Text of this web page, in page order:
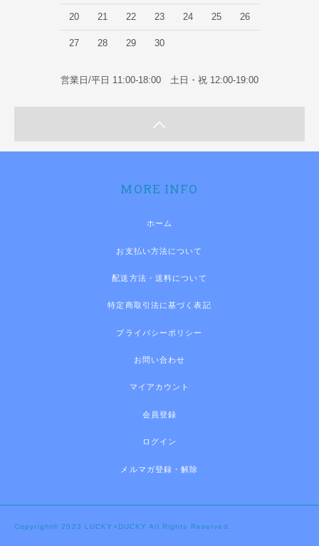
20 21 22 23 24 25 26
27 28 29 30
営業日/平日 11:00-18:00 土日・祝 12:00-19:00
MORE INFO
ホーム
お支払い方法について
配送方法・送料について
特定商取引法に基づく表記
プライバシーポリシー
お問い合わせ
マイアカウント
会員登録
ログイン
メルマガ登録・解除
Copyright© 2023 LUCKY×DUCKY All Rights Reserved.